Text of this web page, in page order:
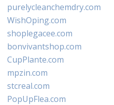
purelycleanchemdry.com
WishOping.com
shoplegacee.com
bonvivantshop.com
CupPlante.com
mpzin.com
stcreal.com
PopUpFlea.com